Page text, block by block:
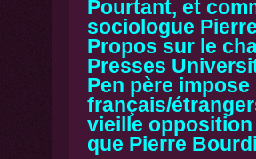
Pourtant, et
sociologue
Propos sur le
Presses
Pen père
français/
vieille
que Pierre